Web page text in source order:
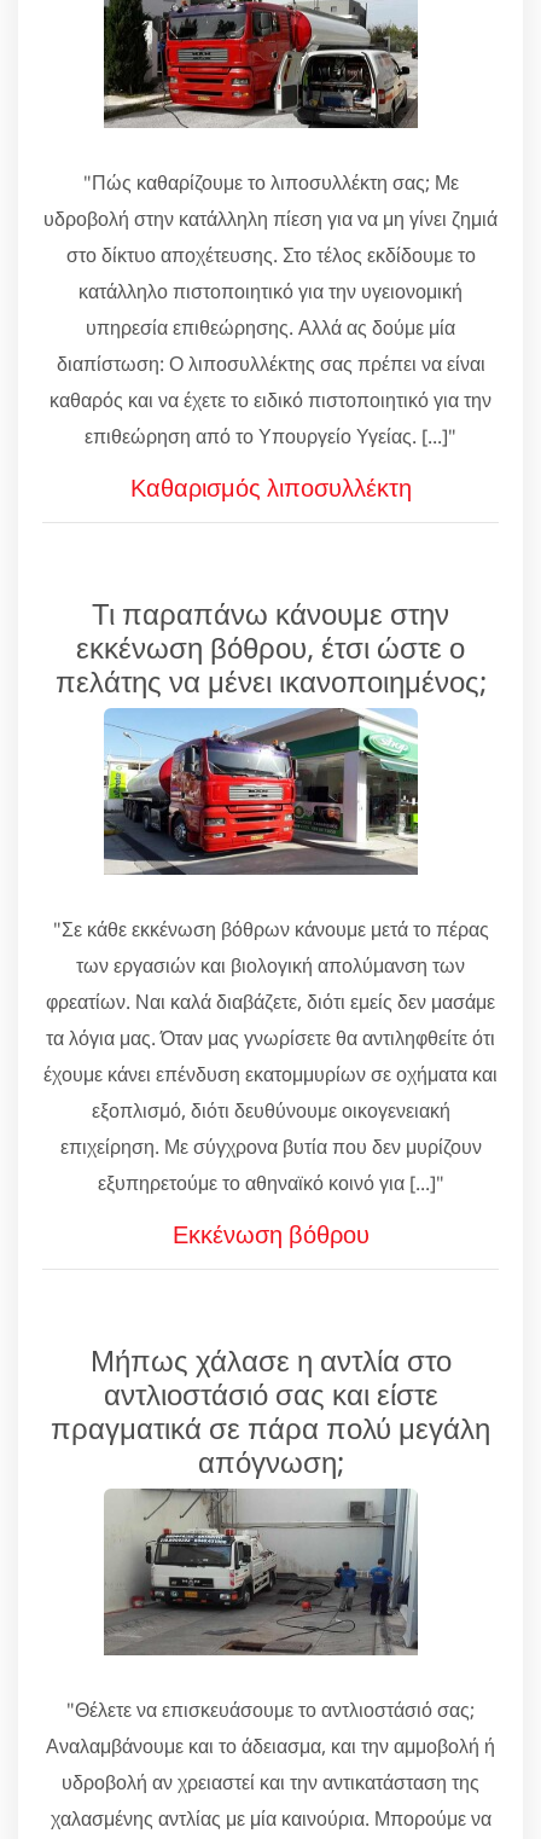
"Πώς καθαρίζουμε το λιποσυλλέκτη σας; Με
υδροβολή στην κατάλληλη πίεση για να μη γίνει ζημιά
στο δίκτυο αποχέτευσης. Στο τέλος εκδίδουμε το
κατάλληλο πιστοποιητικό για την υγειονομική
υπηρεσία επιθεώρησης. Αλλά ας δούμε μία
διαπίστωση: Ο λιποσυλλέκτης σας πρέπει να είναι
καθαρός και να έχετε το ειδικό πιστοποιητικό για την
επιθεώρηση από το Υπουργείο Υγείας. [...]"
Καθαρισμός λιποσυλλέκτη
Τι παραπάνω κάνουμε στην
εκκένωση βόθρου, έτσι ώστε ο
πελάτης να μένει ικανοποιημένος;
"Σε κάθε εκκένωση βόθρων κάνουμε μετά το πέρας
των εργασιών και βιολογική απολύμανση των
φρεατίων. Ναι καλά διαβάζετε, διότι εμείς δεν μασάμε
τα λόγια μας. Όταν μας γνωρίσετε θα αντιληφθείτε ότι
έχουμε κάνει επένδυση εκατομμυρίων σε οχήματα και
εξοπλισμό, διότι δευθύνουμε οικογενειακή
επιχείρηση. Με σύγχρονα βυτία που δεν μυρίζουν
εξυπηρετούμε το αθηναϊκό κοινό για [...]"
Εκκένωση βόθρου
Μήπως χάλασε η αντλία στο
αντλιοστάσιό σας και είστε
πραγματικά σε πάρα πολύ μεγάλη
απόγνωση;
"Θέλετε να επισκευάσουμε το αντλιοστάσιό σας;
Αναλαμβάνουμε και το άδειασμα, και την αμμοβολή ή
υδροβολή αν χρειαστεί και την αντικατάσταση της
χαλασμένης αντλίας με μία καινούρια. Μπορούμε να